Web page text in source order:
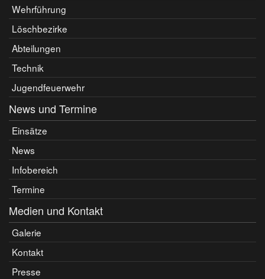
Wehrführung
Löschbezirke
Abteilungen
Technik
Jugendfeuerwehr
News und Termine
Einsätze
News
Infobereich
Termine
Medien und Kontakt
Galerie
Kontakt
Presse